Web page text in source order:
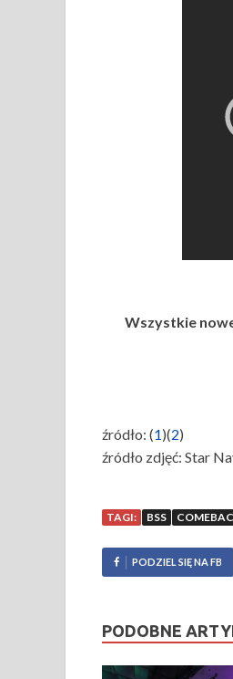
Wszystkie
źródło: (1)(2)
źródło zdjęć: Star
TAGI: BSS
PODZIEL SIĘ NA FB
PODOBNE